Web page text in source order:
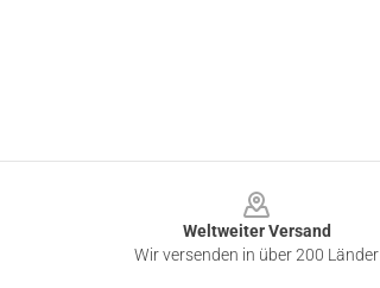
Weltweiter Versand
Wir versenden in über 200 Länder